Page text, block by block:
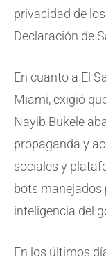
privacidad de
Declaración de
En cuanto a El
Miami, exigió
Nayib Bukele
propaganda y
sociales y
bots manejados
inteligencia del
En los últimos